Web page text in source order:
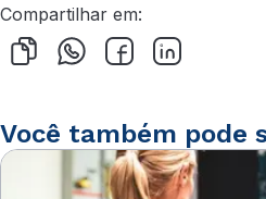
Compartilhar em:
Você também pode